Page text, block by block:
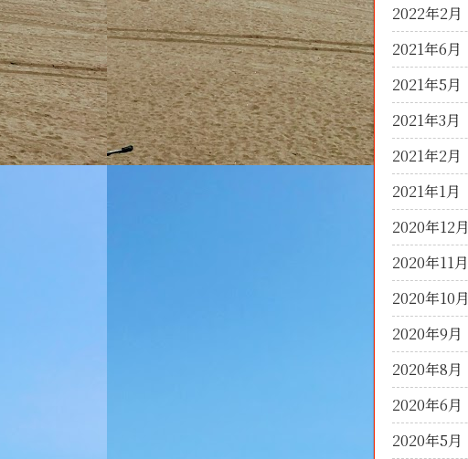
2022年2月
2021年6月
2021年5月
2021年3月
2021年2月
2021年1月
2020年12月
2020年11月
2020年10月
2020年9月
2020年8月
2020年6月
2020年5月